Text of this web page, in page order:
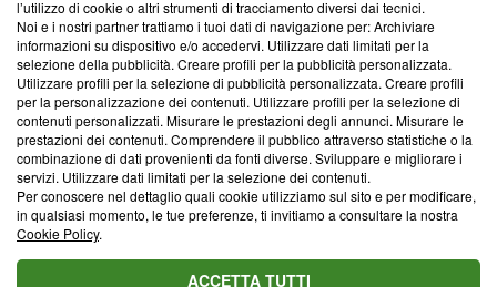
Corporate
Redazione
Informativa Privacy
Cookie Policy
Blasting SA, IDI CHE-247.845.224, Via Carlo Frasca, 3 - 6900
Lugano (Svizzera) Tel:+39 0690258937
© 2026 Blasting News
l’utilizzo di cookie o altri strumenti di tracciamento diversi dai tecnici.
Noi e i nostri partner trattiamo i tuoi dati di navigazione per: Archiviare
informazioni su dispositivo e/o accedervi. Utilizzare dati limitati per la
selezione della pubblicità. Creare profili per la pubblicità personalizzata.
Utilizzare profili per la selezione di pubblicità personalizzata. Creare profili
per la personalizzazione dei contenuti. Utilizzare profili per la selezione di
contenuti personalizzati. Misurare le prestazioni degli annunci. Misurare le
prestazioni dei contenuti. Comprendere il pubblico attraverso statistiche o la
combinazione di dati provenienti da fonti diverse. Sviluppare e migliorare i
servizi. Utilizzare dati limitati per la selezione dei contenuti.
Per conoscere nel dettaglio quali cookie utilizziamo sul sito e per modificare,
in qualsiasi momento, le tue preferenze, ti invitiamo a consultare la nostra
Cookie Policy.
ACCETTA TUTTI